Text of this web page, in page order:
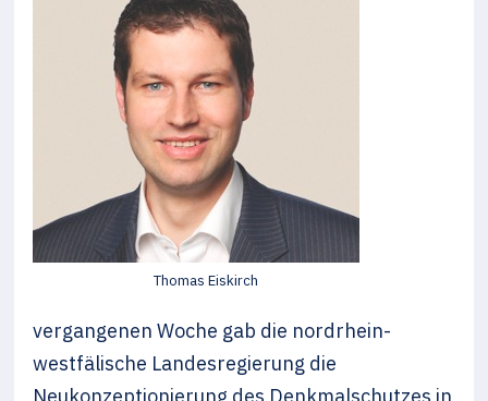
Thomas Eiskirch
vergangenen Woche gab die nordrhein-
westfälische Landesregierung die
Neukonzeptionierung des Denkmalschutzes in